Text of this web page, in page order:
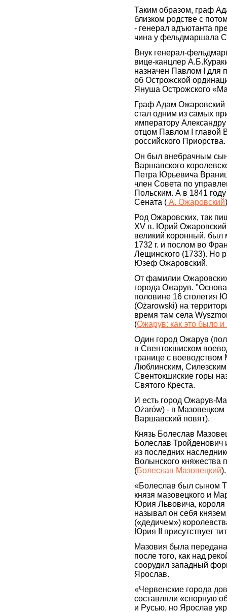
Таким образом, граф
близком родстве с
- генерал адъютанта
чина у фельдмаршала
Внук генерал-
вице-канцлер
назначен Павлом I для
об Острожской
Януша Острожского
Граф Адам Ожаровский
стал одним из самых
императору
отцом Павлом I главой
российского Приорства.
Он был внебрачным
Варшавского
Петра Юрьевича
член Совета по
Польским. А в 1841
Сената ( А. Ожаровский
Род Ожаровских, так
XV в. Юрий Ожаровский
великий коронный,
1732 г. и послом во
Лещинского (1733). Но
Юзеф Ожаровский.
От фамилии
города Ожарув.
половине 16 столетия
(Ożarowski) на
время там села
(Ожарув: как это было и
Один город Ожарув
в Свентокшиском
границе с воеводством
Люблинским,
Свентокшиские горы
Святого Креста.
И есть город Ожарув-
Ożarów) - в
Варшавский повят).
Князь Болеслав
Болеслав Тройденович
из последних
Волынского княжества
(Болеслав Мазовецкий).
«Болеслав был сыном
князя мазовецкого и
Юрия Львовича, короля
называл он себя
(«дедичем»)
Юрия II присутствует
Мазовия была
после того, как над
соорудил западный
Ярослав.
«Червенские города
составляли «спорную
и Русью, но Ярослав